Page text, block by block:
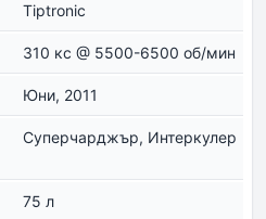
Tiptronic
310 кс @ 5500-6500 об/мин
Юни, 2011
Суперчарджър, Интеркулер
75 л